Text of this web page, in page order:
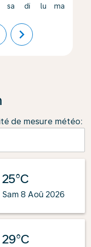
sa di lu ma
chevron_right
de mesure météo:
25°C
Sam 8 Aoû 2026
29°C